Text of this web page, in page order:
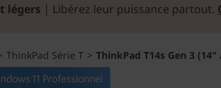
légers | Libérez leur puissance partout.
ThinkPad Série T > ThinkPad T14s Gen 3 (14"